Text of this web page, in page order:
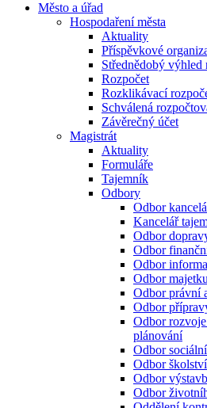
Město a úřad
Hospodaření města
Aktuality
Příspěvkové
Střednědobý výhled
Rozpočet
Rozklikávací
Schválená
Závěrečný účet
Magistrát
Aktuality
Formuláře
Tajemník
Odbory
Odbor
Kancelář
Odbor
Odbor
Odbor
Odbor
Odbor právní
Odbor
Odbor
plánování
Odbor
Odbor školství
Odbor
Odbor